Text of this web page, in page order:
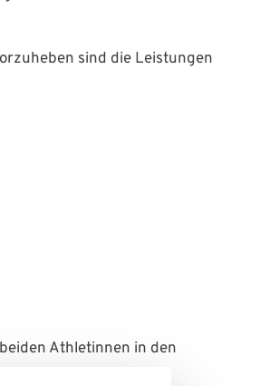
sind die Leistungen
Athletinnen in den